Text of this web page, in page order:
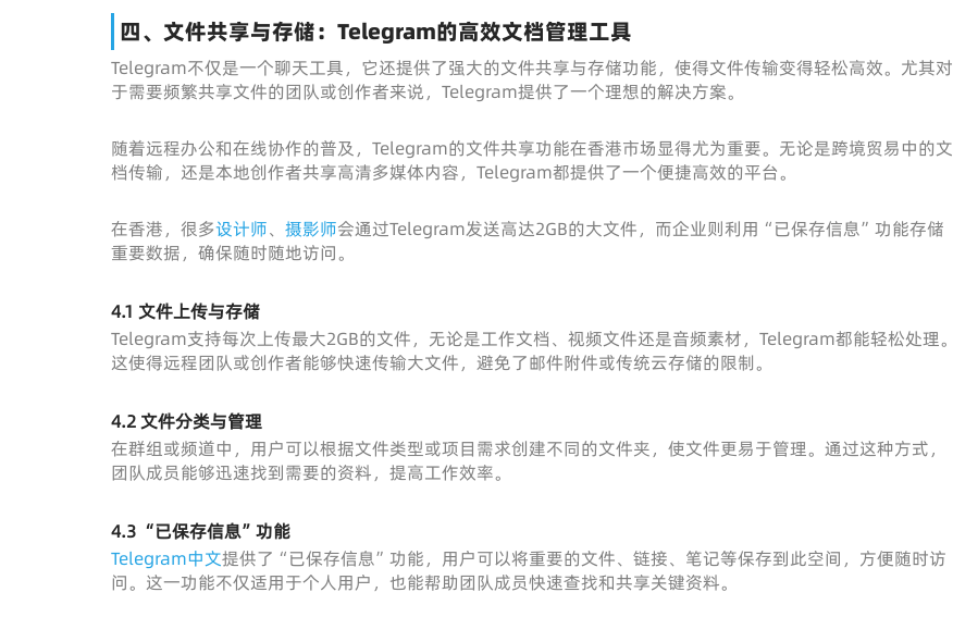
四、文件共享与存储：Telegram的高效文档管理工具
Telegram不仅是一个聊天工具，它还提供了强大的文件共享与存储功能，使得文件传输变得轻松高效。尤其对
于需要频繁共享文件的团队或创作者来说，Telegram提供了一个理想的解决方案。
随着远程办公和在线协作的普及，Telegram的文件共享功能在香港市场显得尤为重要。无论是跨境贸易中的文
档传输，还是本地创作者共享高清多媒体内容，Telegram都提供了一个便捷高效的平台。
在香港，很多设计师、 摄影师会通过Telegram发送高达2GB的大文件，而企业则利用“已保存信息”功能存储
重要数据，确保随时随地访问。
4.1 文件上传与存储
Telegram支持每次上传最大2GB的文件，无论是工作文档、视频文件还是音频素材，Telegram都能轻松处理。
这使得远程团队或创作者能够快速传输大文件，避免了邮件附件或传统云存储的限制。
4.2 文件分类与管理
在群组或频道中，用户可以根据文件类型或项目需求创建不同的文件夹，使文件更易于管理。通过这种方式，
团队成员能够迅速找到需要的资料，提高工作效率。
4.3 “已保存信息”功能
Telegram中文提供了“已保存信息”功能，用户可以将重要的文件、链接、笔记等保存到此空间，方便随时访
问。这一功能不仅适用于个人用户，也能帮助团队成员快速查找和共享关键资料。